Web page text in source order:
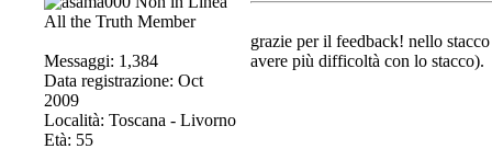
All the Truth Member
Messaggi: 1,384
Data registrazione: Oct
2009
Località: Toscana - Livorno
Età: 55
grazie per il feedback! nello
avere più difficoltà con lo stacco).